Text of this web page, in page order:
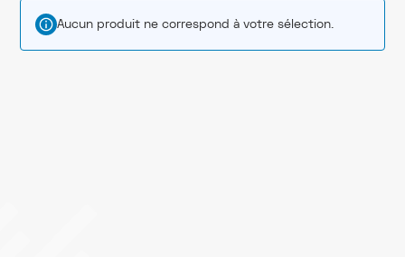
Aucun produit ne correspond à votre sélection.